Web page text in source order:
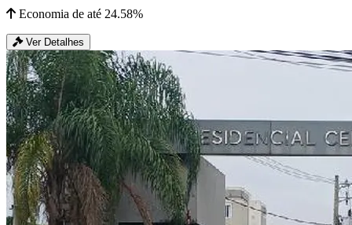
Economia de até 24.58%
Ver Detalhes